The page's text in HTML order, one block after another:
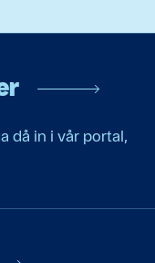
då in i vår portal,